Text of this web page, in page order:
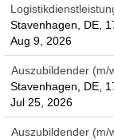
Stavenhagen, DE,
Aug 9, 2026
Auszubildender (m/
Stavenhagen, DE,
Jul 25, 2026
Auszubildender (m/